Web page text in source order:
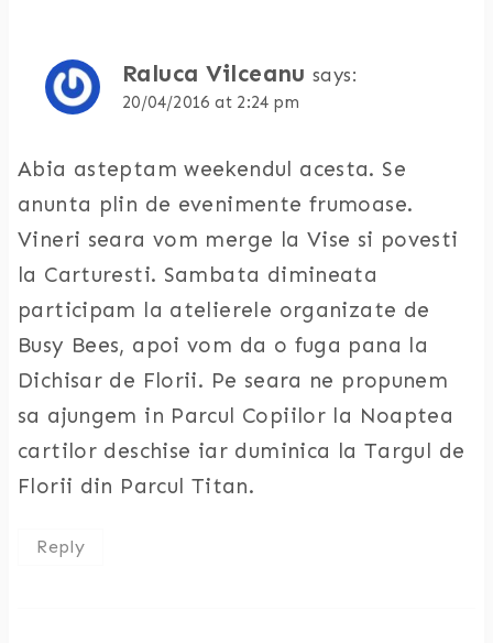
Raluca Vilceanu says:
20/04/2016 at 2:24 pm
Abia asteptam weekendul acesta. Se
anunta plin de evenimente frumoase.
Vineri seara vom merge la Vise si povesti
la Carturesti. Sambata dimineata
participam la atelierele organizate de
Busy Bees, apoi vom da o fuga pana la
Dichisar de Florii. Pe seara ne propunem
sa ajungem in Parcul Copiilor la Noaptea
cartilor deschise iar duminica la Targul de
Florii din Parcul Titan.
Reply